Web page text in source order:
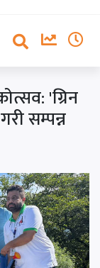
'ग्रिन
सम्पन्न